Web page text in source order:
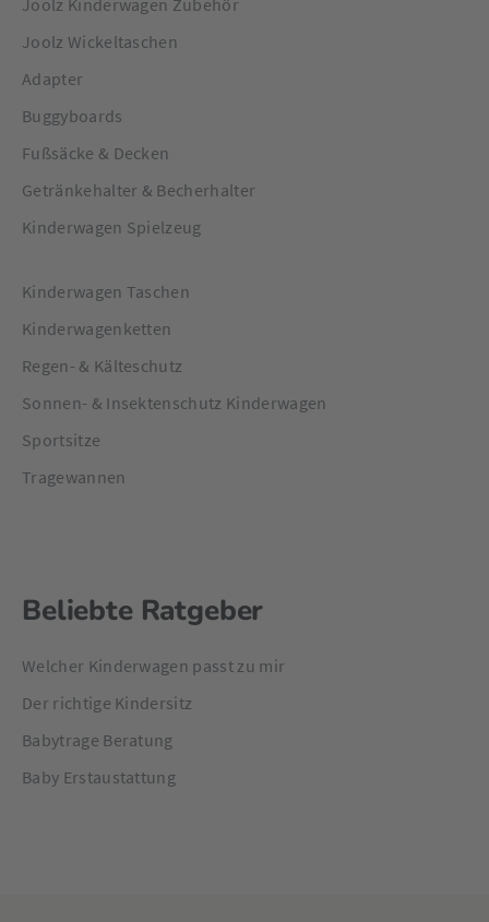
Joolz Kinderwagen Zubehör
Joolz Wickeltaschen
Adapter
Buggyboards
Fußsäcke & Decken
Getränkehalter & Becherhalter
Kinderwagen Spielzeug
Kinderwagen Taschen
Kinderwagenketten
Regen- & Kälteschutz
Sonnen- & Insektenschutz Kinderwagen
Sportsitze
Tragewannen
Beliebte Ratgeber
Welcher Kinderwagen passt zu mir
Der richtige Kindersitz
Babytrage Beratung
Baby Erstaustattung